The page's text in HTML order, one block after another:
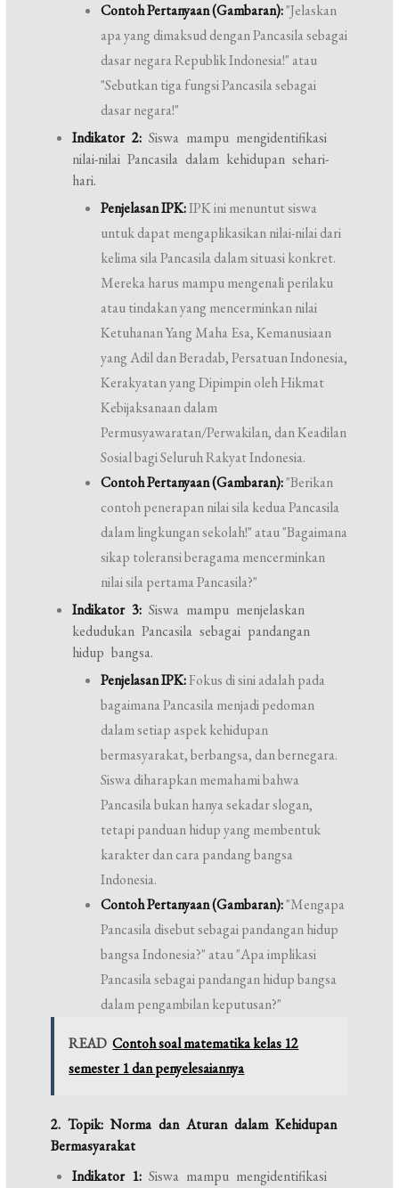
Contoh Pertanyaan (Gambaran):"Jelaskan
apa yang dimaksud dengan Pancasila sebagai
dasar negara Republik Indonesia!" atau
"Sebutkan tiga fungsi Pancasila sebagai
dasar negara!"
Indikator 2: Siswa mampu mengidentifikasi
nilai-nilai Pancasila dalam kehidupan sehari-
hari.
Penjelasan IPK:IPK ini menuntut siswa
untuk dapat mengaplikasikan nilai-nilai dari
kelima sila Pancasila dalam situasi konkret.
Mereka harus mampu mengenali perilaku
atau tindakan yang mencerminkan nilai
Ketuhanan Yang Maha Esa, Kemanusiaan
yang Adil dan Beradab, Persatuan Indonesia,
Kerakyatan yang Dipimpin oleh Hikmat
Kebijaksanaan dalam
Permusyawaratan/Perwakilan, dan Keadilan
Sosial bagi Seluruh Rakyat Indonesia.
Contoh Pertanyaan (Gambaran):"Berikan
contoh penerapan nilai sila kedua Pancasila
dalam lingkungan sekolah!" atau "Bagaimana
sikap toleransi beragama mencerminkan
nilai sila pertama Pancasila?"
Indikator 3: Siswa mampu menjelaskan
kedudukan Pancasila sebagai pandangan
hidup bangsa.
Penjelasan IPK:Fokus di sini adalah pada
bagaimana Pancasila menjadi pedoman
dalam setiap aspek kehidupan
bermasyarakat, berbangsa, dan bernegara.
Siswa diharapkan memahami bahwa
Pancasila bukan hanya sekadar slogan,
tetapi panduan hidup yang membentuk
karakter dan cara pandang bangsa
Indonesia.
Contoh Pertanyaan (Gambaran):"Mengapa
Pancasila disebut sebagai pandangan hidup
bangsa Indonesia?" atau "Apa implikasi
Pancasila sebagai pandangan hidup bangsa
dalam pengambilan keputusan?"
READ Contoh soal matematika kelas 12
semester 1 dan penyelesaiannya
2. Topik: Norma dan Aturan dalam Kehidupan
Bermasyarakat
Indikator 1: Siswa mampu mengidentifikasi